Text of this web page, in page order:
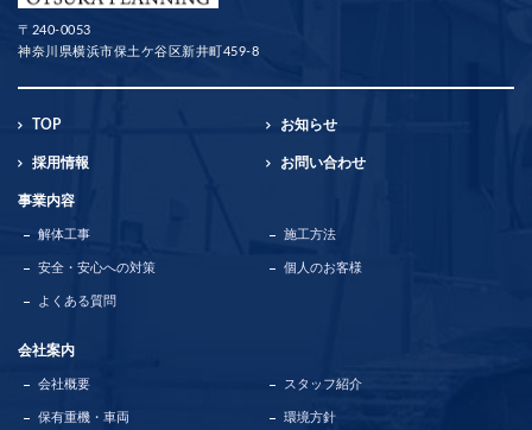
〒240-0053
神奈川県横浜市保土ケ谷区新井町459-8
TOP お知らせ
採用情報 お問い合わせ
事業内容
解体工事 施工方法
安全・安心への対策 個人のお客様
よくある質問
会社案内
会社概要 スタッフ紹介
保有重機・車両 環境方針